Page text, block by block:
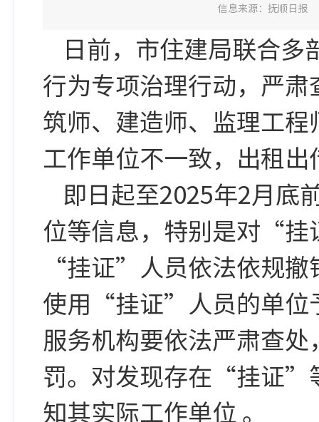
信息来源：抚顺日报
日前，市住建局联合
行为专项治理行动，严
筑师、建造师、监理工
工作单位不一致，出租
即日起至2025年2月底
位等信息，特别是对“
“挂证”人员依法依规撤
使用“挂证”人员的单位
服务机构要依法严肃查
罚。对发现存在“挂证”
知其实际工作单位 。